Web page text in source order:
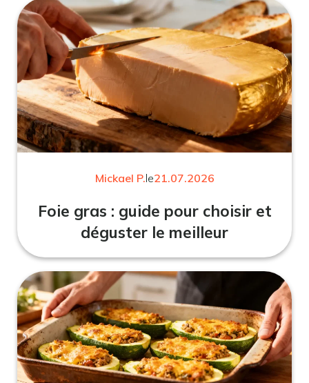
Mickael P.le21.07.2026
Foie gras : guide pour choisir et
déguster le meilleur